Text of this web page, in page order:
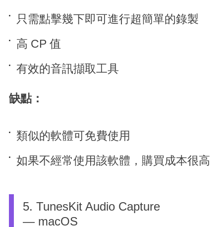
只需點擊幾下即可進行超簡單的錄製
高 CP 值
有效的音訊擷取工具
缺點：
類似的軟體可免費使用
如果不經常使用該軟體，購買成本很高
5. TunesKit Audio Capture
— macOS